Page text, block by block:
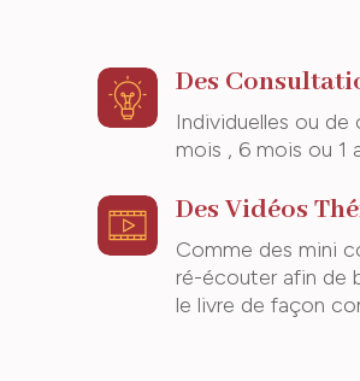
Des
Individuelles ou de
mois , 6 mois ou 1
Des Vidéos
Comme des mini
ré-écouter afin de
le livre de façon